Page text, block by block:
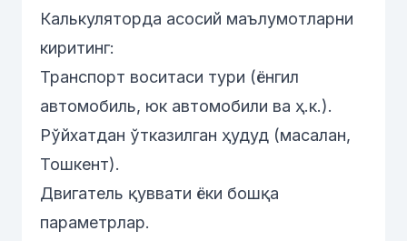
Калькуляторда асосий маълумотларни
киритинг:
Транспорт воситаси тури (ёнгил
автомобиль, юк автомобили ва ҳ.к.).
Рўйхатдан ўтказилган ҳудуд (масалан,
Тошкент).
Двигатель қуввати ёки бошқа
параметрлар.